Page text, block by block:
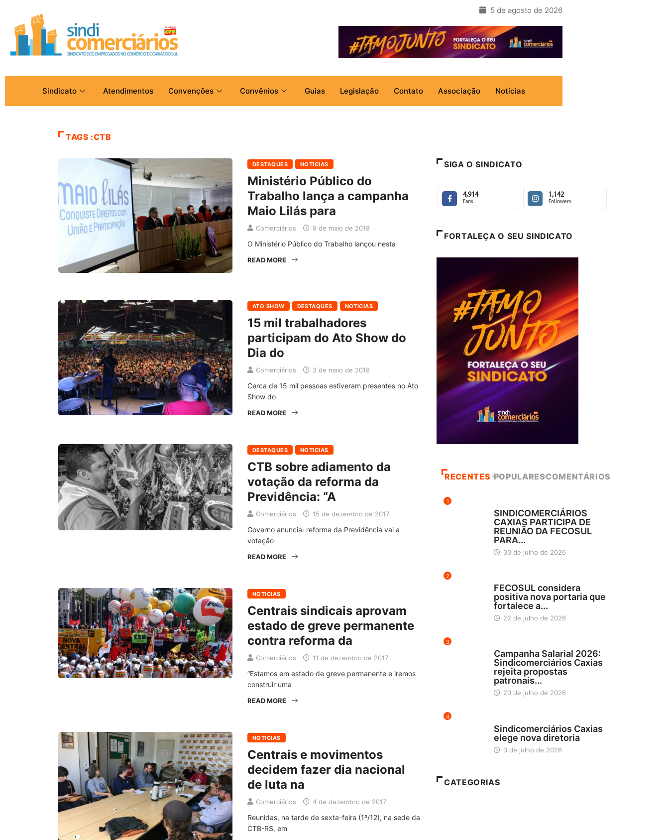
5 de agosto de 2026
Sindicato Atendimentos Convenções Convênios Guias Legislação Contato Associação Notícias
TAGS :CTB
DESTAQUES NOTICIAS
Ministério Público do
Trabalho lança a campanha
Maio Lilás para
Comerciários 9 de maio de 2018
O Ministério Público do Trabalho lançou nesta
READ MORE
ATO SHOW DESTAQUES NOTICIAS
15 mil trabalhadores
participam do Ato Show do
Dia do
Comerciários 3 de maio de 2018
Cerca de 15 mil pessoas estiveram presentes no Ato
Show do
READ MORE
DESTAQUES NOTICIAS
CTB sobre adiamento da
votação da reforma da
Previdência: “A
Comerciários 15 de dezembro de 2017
Governo anuncia: reforma da Previdência vai a
votação
READ MORE
NOTICIAS
Centrais sindicais aprovam
estado de greve permanente
contra reforma da
Comerciários 11 de dezembro de 2017
“Estamos em estado de greve permanente e iremos
construir uma
READ MORE
NOTICIAS
Centrais e movimentos
decidem fazer dia nacional
de luta na
Comerciários 4 de dezembro de 2017
Reunidas, na tarde de sexta-feira (1º/12), na sede da
CTB-RS, em
SIGA O SINDICATO
4,914
Fans
1,142
Followers
FORTALEÇA O SEU SINDICATO
RECENTES POPULARESCOMENTÁRIOS
1
SINDICOMERCIÁRIOS
CAXIAS PARTICIPA DE
REUNIÃO DA FECOSUL
PARA...
30 de julho de 2026
2
FECOSUL considera
positiva nova portaria que
fortalece a...
22 de julho de 2026
3
Campanha Salarial 2026:
Sindicomerciários Caxias
rejeita propostas
patronais...
20 de julho de 2026
4
Sindicomerciários Caxias
elege nova diretoria
3 de julho de 2026
CATEGORIAS